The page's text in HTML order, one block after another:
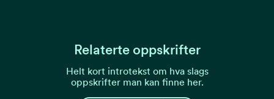
Relaterte oppskrifter
Helt kort introtekst om hva slags
oppskrifter man kan finne her.